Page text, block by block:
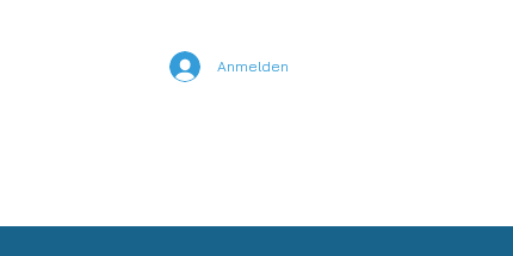
Anmelden